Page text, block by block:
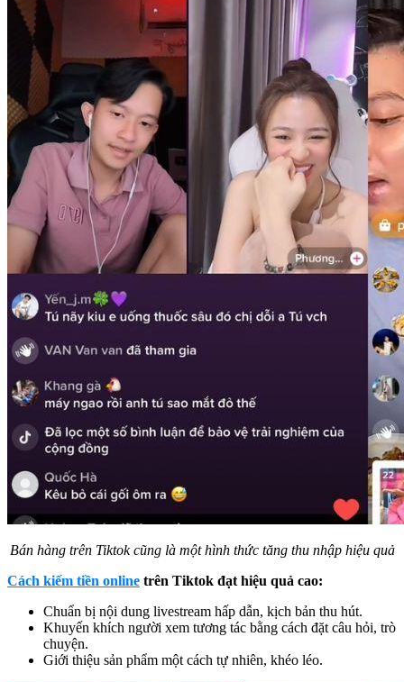
Bán hàng trên Tiktok cũng là một hình thức tăng thu nhập hiệu quả
Cách kiếm tiền online trên Tiktok đạt hiệu quả cao:
Chuẩn bị nội dung livestream hấp dẫn, kịch bản thu hút.
Khuyến khích người xem tương tác bằng cách đặt câu hỏi, trò
chuyện.
Giới thiệu sản phẩm một cách tự nhiên, khéo léo.